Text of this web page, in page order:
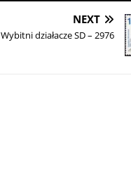
NEXT
Wybitni działacze SD – 2976